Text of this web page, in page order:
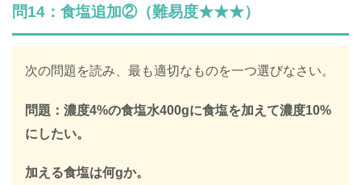
解説はLINE登録で確認できます
LINEで限定キーワードを受け取ると、
限定キーワードを受け取る
問14：食塩追加②（難易度★★★）
次の問題を読み、最も適切なものを一つ選びなさい。
問題：濃度4%の食塩水400gに食塩を加えて濃度10%
にしたい。
加える食塩は何gか。